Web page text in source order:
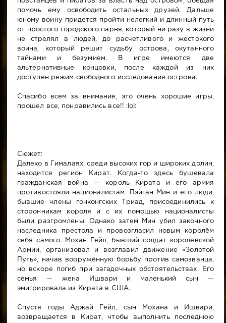
помочь ему освободить остальных друзей. Дальше
юному воину придется пройти нелегкий и длинный путь
от простого городского парня, который ни разу в жизни
не стрелял в людей, до расчетливого и жестокого
воина, который решит судьбу острова, окутанного
тайнами и безумием. В игре имеются две
альтернативные концовки, после каждой из них
доступен режим свободного исследования острова.
Спасибо всем за внимание, это очень хорошие игры,
прошел все, понравились все!! :lol:
Сюжет:
Далеко в Гималаях, среди высоких гор и широких долин,
находится регион Кират. Когда-то здесь бушевала
гражданская война — король Кирата и его армия
противостояли националистам. Пэйган Мин и его люди,
бывшие члены гонконгских Триад, присоединились к
сторонникам короля и с их помощью националисты
были разгромлены. Однако затем Мин убил законного
наследника престола и провозгласил новым королём
себя самого. Мохан Гейл, бывший солдат королевской
Армии, организовал и возглавил движение «Золотой
Путь», начав вооружённую борьбу против самозванца,
но вскоре погиб при загадочных обстоятельствах. Его
семья — жена Ишвари и маленький сын —
эмигрировала из Кирата в США.
Спустя годы Аджай Гейл, сын Мохана и Ишвари,
возвращается в Кират, чтобы выполнить последнюю